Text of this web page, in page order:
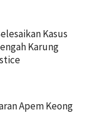
Kasus
Karung
Apem Keong